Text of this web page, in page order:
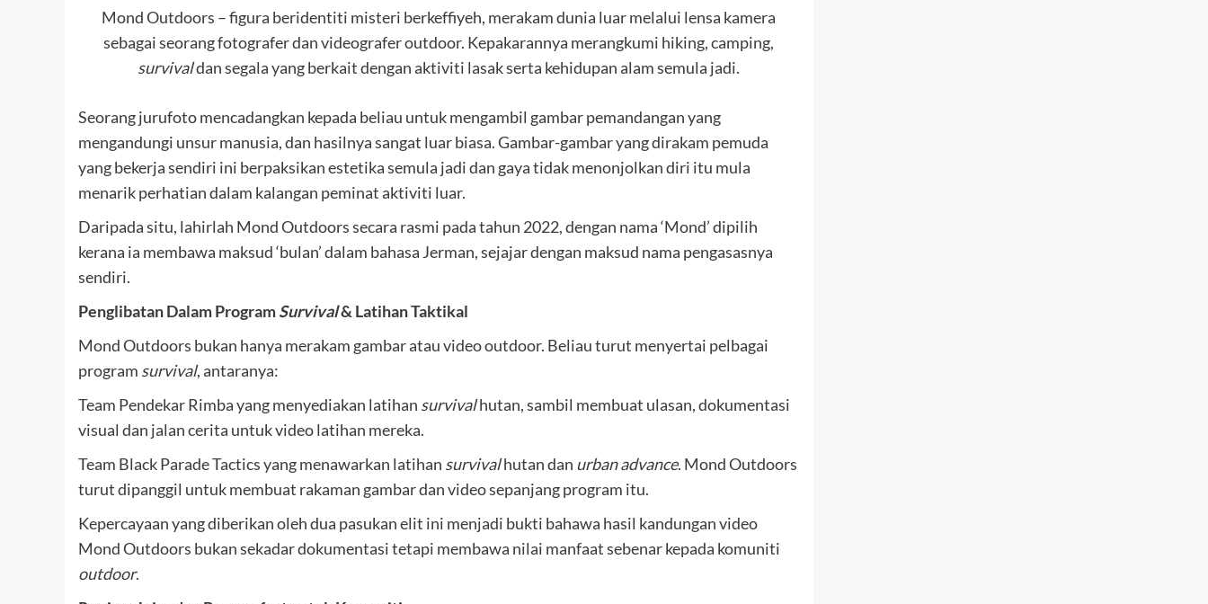
Mond Outdoors – figura beridentiti misteri berkeffiyeh, merakam dunia luar melalui lensa kamera
sebagai seorang fotografer dan videografer outdoor. Kepakarannya merangkumi hiking, camping,
survivaldan segala yang berkait dengan aktiviti lasak serta kehidupan alam semula jadi.
Seorang jurufoto mencadangkan kepada beliau untuk mengambil gambar pemandangan yang
mengandungi unsur manusia, dan hasilnya sangat luar biasa. Gambar-gambar yang dirakam pemuda
yang bekerja sendiri ini berpaksikan estetika semula jadi dan gaya tidak menonjolkan diri itu mula
menarik perhatian dalam kalangan peminat aktiviti luar.
Daripada situ, lahirlah Mond Outdoors secara rasmi pada tahun 2022, dengan nama ‘Mond’ dipilih
kerana ia membawa maksud ‘bulan’ dalam bahasa Jerman, sejajar dengan maksud nama pengasasnya
sendiri.
Penglibatan Dalam ProgramSurvival& Latihan Taktikal
Mond Outdoors bukan hanya merakam gambar atau video outdoor. Beliau turut menyertai pelbagai
program survival, antaranya:
Team Pendekar Rimba yang menyediakan latihan survivalhutan, sambil membuat ulasan, dokumentasi
visual dan jalan cerita untuk video latihan mereka.
Team Black Parade Tactics yang menawarkan latihan survivalhutan dan urban advance. Mond Outdoors
turut dipanggil untuk membuat rakaman gambar dan video sepanjang program itu.
Kepercayaan yang diberikan oleh dua pasukan elit ini menjadi bukti bahawa hasil kandungan video
Mond Outdoors bukan sekadar dokumentasi tetapi membawa nilai manfaat sebenar kepada komuniti
outdoor.